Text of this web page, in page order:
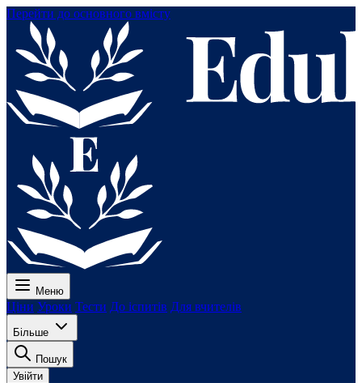
Перейти до основного вмісту
Меню
Ціни Уроки Тести До іспитів Для вчителів
Більше
Пошук
Увійти